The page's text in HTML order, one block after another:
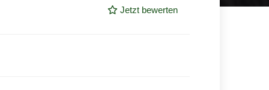
Jetzt bewerten